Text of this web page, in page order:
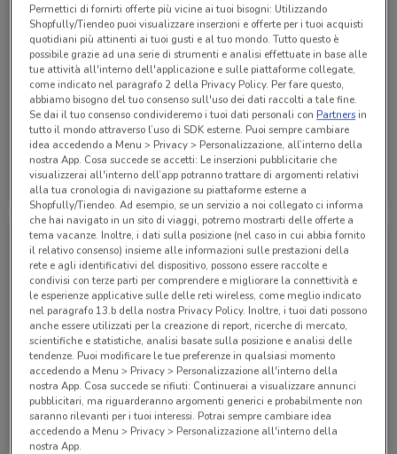
Eden Viaggi
Scade il 30/04 530 m
Eden Viaggi
Scade il 30/04
Eden Viaggi
Scade il 30/04 530 m
Eden Viaggi
Scade il 31/10
Permettici di fornirti offerte più vicine ai tuoi bisogni: Utilizzando
Shopfully/Tiendeo puoi visualizzare inserzioni e offerte per i tuoi acquisti
quotidiani più attinenti ai tuoi gusti e al tuo mondo. Tutto questo è
possibile grazie ad una serie di strumenti e analisi effettuate in base alle
tue attività all'interno dell'applicazione e sulle piattaforme collegate,
come indicato nel paragrafo 2 della Privacy Policy. Per fare questo,
abbiamo bisogno del tuo consenso sull'uso dei dati raccolti a tale fine.
Se dai il tuo consenso condivideremo i tuoi dati personali conPartnersin
tutto il mondo attraverso l’uso di SDK esterne. Puoi sempre cambiare
idea accedendo a Menu > Privacy > Personalizzazione, all’interno della
nostra App. Cosa succede se accetti: Le inserzioni pubblicitarie che
visualizzerai all'interno dell’app potranno trattare di argomenti relativi
alla tua cronologia di navigazione su piattaforme esterne a
Shopfully/Tiendeo. Ad esempio, se un servizio a noi collegato ci informa
che hai navigato in un sito di viaggi, potremo mostrarti delle offerte a
tema vacanze. Inoltre, i dati sulla posizione (nel caso in cui abbia fornito
il relativo consenso) insieme alle informazioni sulle prestazioni della
rete e agli identificativi del dispositivo, possono essere raccolte e
condivisi con terze parti per comprendere e migliorare la connettività e
le esperienze applicative sulle delle reti wireless, come meglio indicato
nel paragrafo 13.b della nostra Privacy Policy. Inoltre, i tuoi dati possono
anche essere utilizzati per la creazione di report, ricerche di mercato,
scientifiche e statistiche, analisi basate sulla posizione e analisi delle
tendenze. Puoi modificare le tue preferenze in qualsiasi momento
accedendo a Menu > Privacy > Personalizzazione all'interno della
nostra App. Cosa succede se rifiuti: Continuerai a visualizzare annunci
pubblicitari, ma riguarderanno argomenti generici e probabilmente non
saranno rilevanti per i tuoi interessi. Potrai sempre cambiare idea
accedendo a Menu > Privacy > Personalizzazione all'interno della
nostra App.